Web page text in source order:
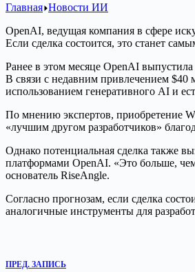
Главная Новости ИИ
OpenAI, ведущая компания в сфере
Если сделка состоится, это станет
Ранее в этом месяце OpenAI
В связи с недавним привлечением
использованием генеративного AI и
По мнению экспертов, приобретение
«лучшим другом разработчиков»
Однако потенциальная сделка также
платформами OpenAI. «Это больше, чем
основатель RiseAngle.
Согласно прогнозам, если сделка
аналогичные инструменты для
ПРЕД. ЗАПИСЬ